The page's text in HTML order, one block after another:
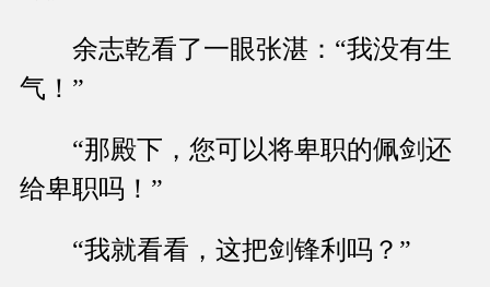
余志乾看了一眼张湛：“我没有生
气！”
“那殿下，您可以将卑职的佩剑还
给卑职吗！”
“我就看看，这把剑锋利吗？”